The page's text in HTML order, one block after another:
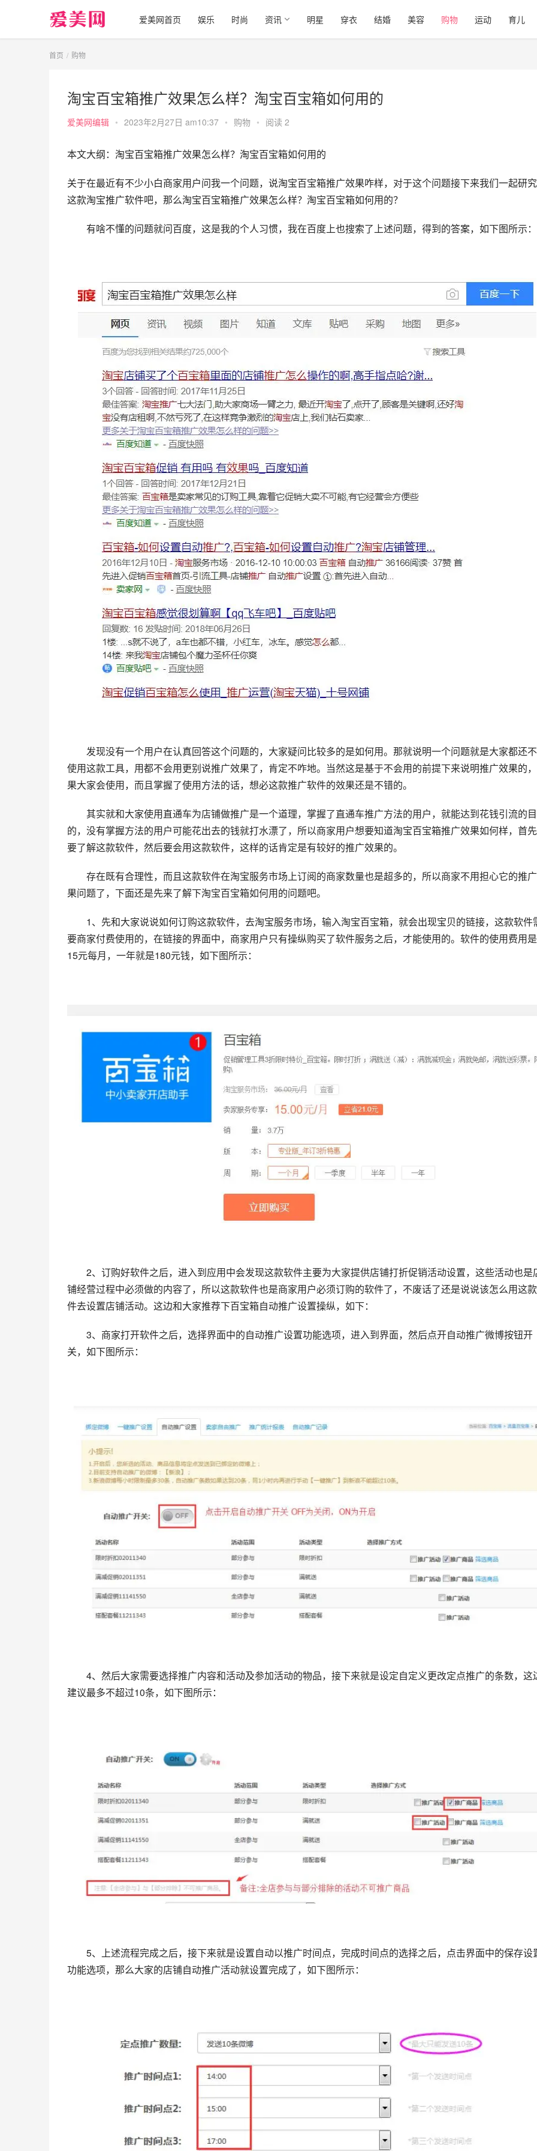
爱美网首页 娱乐 时尚 资讯 明星 穿衣 结婚 美容 购物 运动 育儿
首页 购物
淘宝百宝箱推广效果怎么样？淘宝百宝箱如何用的
爱美网编辑 • 2023年2月27日 am10:37 • 购物 • 阅读 2
本文大纲：淘宝百宝箱推广效果怎么样？淘宝百宝箱如何用的
关于在最近有不少小白商家用户问我一个问题，说淘宝百宝箱推广效果咋样，对于这个问题接下来我们一起研
这款淘宝推广软件吧，那么淘宝百宝箱推广效果怎么样？淘宝百宝箱如何用的？
有啥不懂的问题就问百度，这是我的个人习惯，我在百度上也搜索了上述问题，得到的答案，如下图所示：
发现没有一个用户在认真回答这个问题的，大家疑问比较多的是如何用。那就说明一个问题就是大家都还
使用这款工具，用都不会用更别说推广效果了，肯定不咋地。当然这是基于不会用的前提下来说明推广效果的
果大家会使用，而且掌握了使用方法的话，想必这款推广软件的效果还是不错的。
其实就和大家使用直通车为店铺做推广是一个道理，掌握了直通车推广方法的用户，就能达到花钱引流的目
的，没有掌握方法的用户可能花出去的钱就打水漂了，所以商家用户想要知道淘宝百宝箱推广效果如何样，首
要了解这款软件，然后要会用这款软件，这样的话肯定是有较好的推广效果的。
存在既有合理性，而且这款软件在淘宝服务市场上订阅的商家数量也是超多的，所以商家不用担心它的推
果问题了，下面还是先来了解下淘宝百宝箱如何用的问题吧。
1、先和大家说说如何订购这款软件，去淘宝服务市场，输入淘宝百宝箱，就会出现宝贝的链接，这款软件
要商家付费使用的，在链接的界面中，商家用户只有操纵购买了软件服务之后，才能使用的。软件的使用费用是
15元每月，一年就是180元钱，如下图所示：
2、订购好软件之后，进入到应用中会发现这款软件主要为大家提供店铺打折促销活动设置，这些活动也是
铺经营过程中必须做的内容了，所以这款软件也是商家用户必须订购的软件了，不废话了还是说说该怎么用这
件去设置店铺活动。这边和大家推荐下百宝箱自动推广设置操纵，如下：
3、商家打开软件之后，选择界面中的自动推广设置功能选项，进入到界面，然后点开自动推广微博按钮开
关，如下图所示：
4、然后大家需要选择推广内容和活动及参加活动的物品，接下来就是设定自定义更改定点推广的条数，这
建议最多不超过10条，如下图所示：
5、上述流程完成之后，接下来就是设置自动以推广时间点，完成时间点的选择之后，点击界面中的保存设
功能选项，那么大家的店铺自动推广活动就设置完成了，如下图所示：